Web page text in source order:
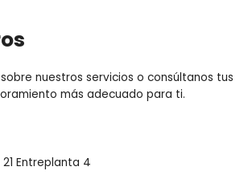
nuestros servicios o consúltanos tus
más adecuado para ti.
Entreplanta 4